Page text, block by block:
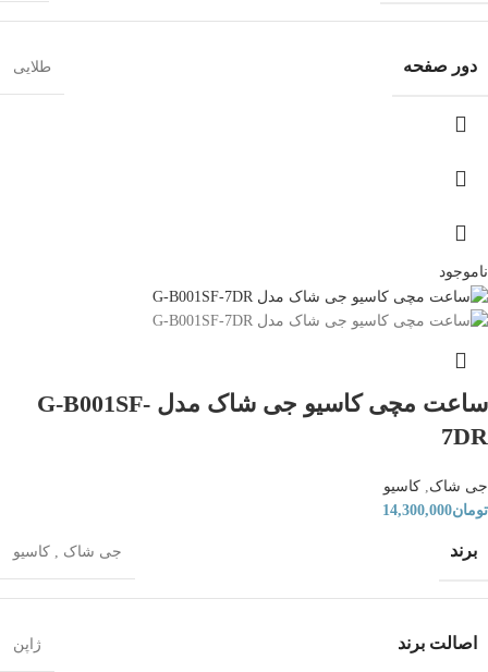
دور صفحه طلایی
ناموجود
ساعت مچی کاسیو جی شاک مدل G-B001SF-
7DR
جی شاک, کاسیو
تومان14,300,000
برند جی شاک , کاسیو
اصالت برند ژاپن